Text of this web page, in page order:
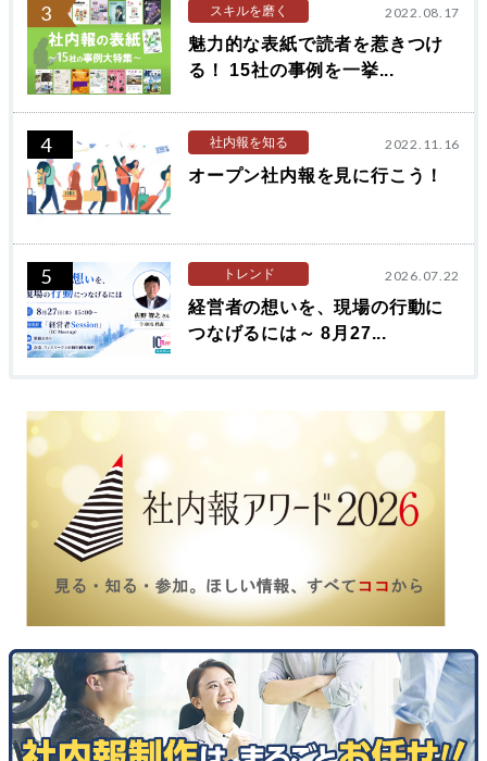
3 スキルを磨く 2022.08.17
魅力的な表紙で読者を惹きつけ
る！ 15社の事例を一挙...
4 社内報を知る 2022.11.16
オープン社内報を見に行こう！
5 トレンド 2026.07.22
経営者の想いを、現場の行動に
つなげるには～ 8月27...